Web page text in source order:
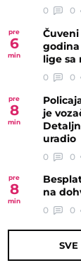
0 0
pre
6
min
lige sa
0 0
pre
8
min
je
uradio
0 0
pre
8
min
na
0 0